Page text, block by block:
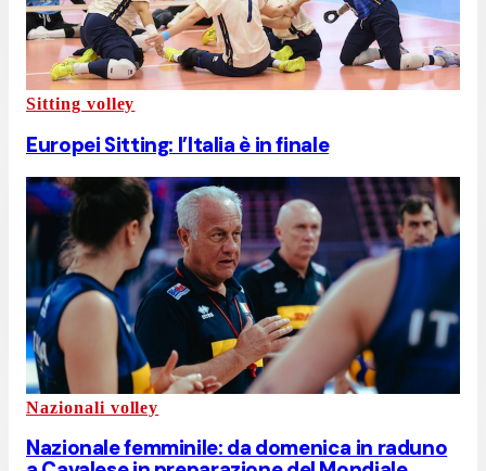
Sitting volley
Europei Sitting: l’Italia è in finale
Nazionali volley
Nazionale femminile: da domenica in raduno